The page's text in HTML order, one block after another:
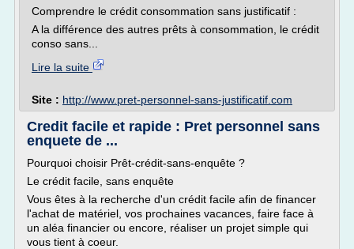
Comprendre le crédit consommation sans justificatif :
A la différence des autres prêts à consommation, le crédit
conso sans...
Lire la suite
Site : http://www.pret-personnel-sans-justificatif.com
Credit facile et rapide : Pret personnel sans
enquete de ...
Pourquoi choisir Prêt-crédit-sans-enquête ?
Le crédit facile, sans enquête
Vous êtes à la recherche d'un crédit facile afin de financer
l'achat de matériel, vos prochaines vacances, faire face à
un aléa financier ou encore, réaliser un projet simple qui
vous tient à coeur.